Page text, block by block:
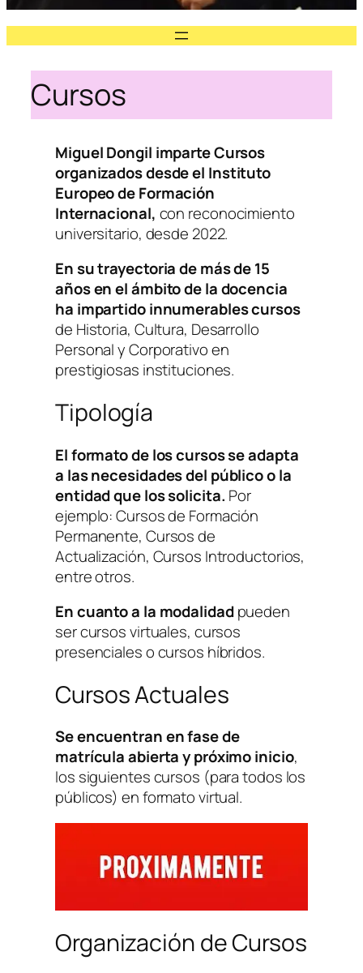
Cursos
Miguel Dongil imparte Cursos
organizados desde el Instituto
Europeo de Formación
Internacional, con reconocimiento
universitario, desde 2022.
En su trayectoria de más de 15
años en el ámbito de la docencia
ha impartido innumerables cursos
de Historia, Cultura, Desarrollo
Personal y Corporativo en
prestigiosas instituciones.
Tipología
El formato de los cursos se adapta
a las necesidades del público o la
entidad que los solicita. Por
ejemplo: Cursos de Formación
Permanente, Cursos de
Actualización, Cursos Introductorios,
entre otros.
En cuanto a la modalidadpueden
ser cursos virtuales, cursos
presenciales o cursos híbridos.
Cursos Actuales
Se encuentran en fase de
matrícula abierta y próximo inicio,
los siguientes cursos (para todos los
públicos) en formato virtual.
Organización de Cursos